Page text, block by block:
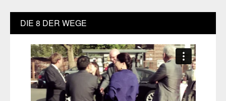
DIE 8 DER WEGE